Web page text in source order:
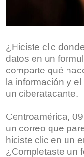
¿Hiciste clic
datos en un
comparte qué
la información y
un ciberatacante.
Centroamérica,
un correo que
hiciste clic en un
¿Completaste un